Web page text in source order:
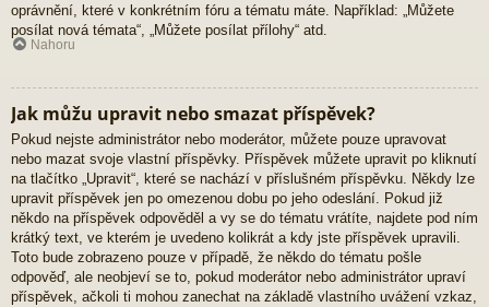
oprávnění, které v konkrétním fóru a tématu máte. Například: „Můžete
posílat nová témata“, „Můžete posílat přílohy“ atd.
Nahoru
Jak můžu upravit nebo smazat příspěvek?
Pokud nejste administrátor nebo moderátor, můžete pouze upravovat
nebo mazat svoje vlastní příspěvky. Příspěvek můžete upravit po kliknutí
na tlačítko „Upravit“, které se nachází v příslušném příspěvku. Někdy lze
upravit příspěvek jen po omezenou dobu po jeho odeslání. Pokud již
někdo na příspěvek odpověděl a vy se do tématu vrátíte, najdete pod ním
krátký text, ve kterém je uvedeno kolikrát a kdy jste příspěvek upravili.
Toto bude zobrazeno pouze v případě, že někdo do tématu pošle
odpověď, ale neobjeví se to, pokud moderátor nebo administrátor upraví
příspěvek, ačkoli ti mohou zanechat na základě vlastního uvážení vzkaz,